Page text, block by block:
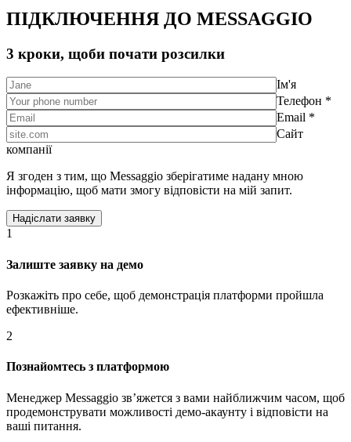
ПІДКЛЮЧЕННЯ ДО MESSAGGIO
3 кроки, щоби почати розсилки
Ім'я
Телефон *
Email *
Сайт
компанії
Я згоден з тим, що Messaggio зберігатиме надану мною
інформацію, щоб мати змогу відповісти на мій запит.
1
Залиште заявку на демо
Розкажіть про себе, щоб демонстрація платформи пройшла
ефективніше.
2
Познайомтесь з платформою
Менеджер Messaggio звʼяжется з вами найближчим часом, щоб
продемонструвати можливості демо-акаунту і відповісти на
ваші питання.